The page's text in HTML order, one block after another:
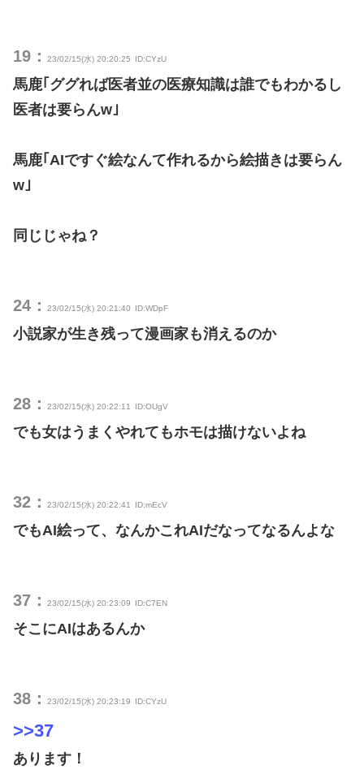
19： 23/02/15(水) 20:20:25 ID:CYzU
馬鹿｢ググれば医者並の医療知識は誰でもわかるし
医者は要らんw｣
馬鹿｢AIですぐ絵なんて作れるから絵描きは要らん
w｣
同じじゃね？
24： 23/02/15(水) 20:21:40 ID:WDpF
小説家が生き残って漫画家も消えるのか
28： 23/02/15(水) 20:22:11 ID:OUgV
でも女はうまくやれてもホモは描けないよね
32： 23/02/15(水) 20:22:41 ID:mEcV
でもAI絵って、なんかこれAIだなってなるんよな
37： 23/02/15(水) 20:23:09 ID:C7EN
そこにAIはあるんか
38： 23/02/15(水) 20:23:19 ID:CYzU
>>37
あります！